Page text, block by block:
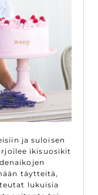
ja suloisen
ikisuosikit
täytteitä,
lukuisia